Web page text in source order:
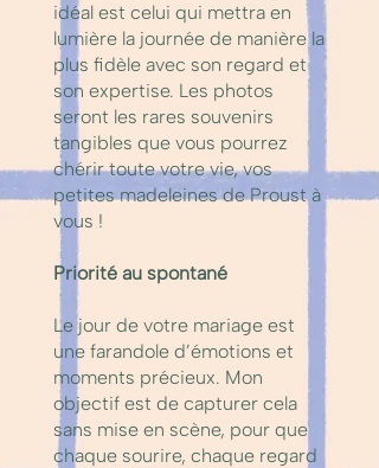
idéal est celui qui mettra en
lumière la journée de manière la
plus fidèle avec son regard et
son expertise. Les photos
seront les rares souvenirs
tangibles que vous pourrez
chérir toute votre vie, vos
petites madeleines de Proust à
vous !
Priorité au spontané
Le jour de votre mariage est
une farandole d’émotions et
moments précieux. Mon
objectif est de capturer cela
sans mise en scène, pour que
chaque sourire, chaque regard